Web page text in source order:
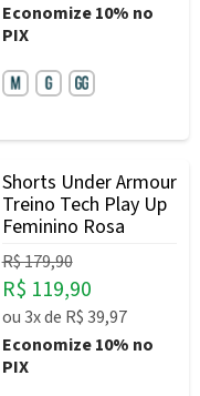
Economize10% no
PIX
Shorts Under Armour
Treino Tech Play Up
Feminino Rosa
R$ 179,90
R$ 119,90
ou3xde R$ 39,97
Economize10% no
PIX